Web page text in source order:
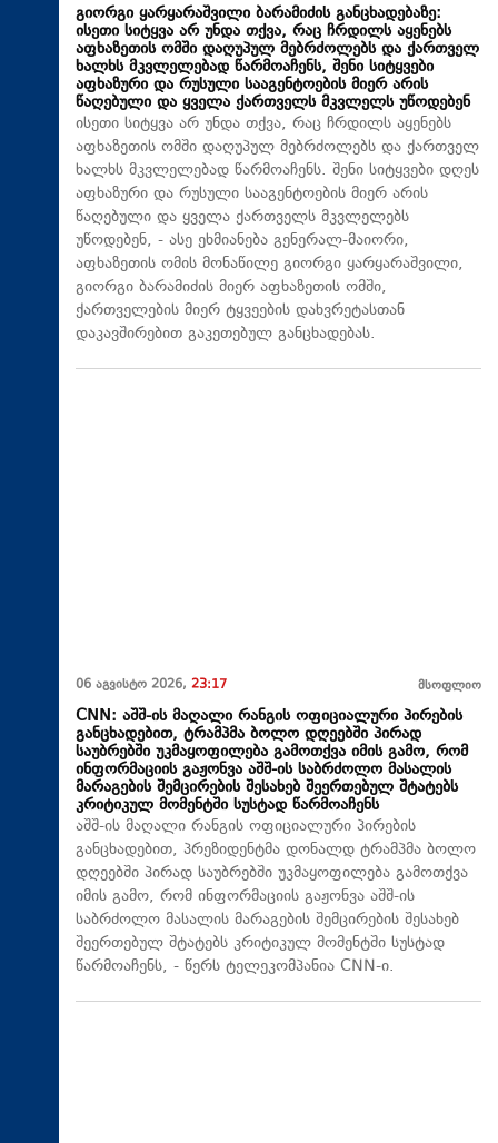
გიორგი ყარყარაშვილი ბარამიძის განცხადებაზე:
ისეთი სიტყვა არ უნდა თქვა, რაც ჩრდილს აყენებს
აფხაზეთის ომში დაღუპულ მებრძოლებს და ქართველ
ხალხს მკვლელებად წარმოაჩენს, შენი სიტყვები
აფხაზური და რუსული სააგენტოების მიერ არის
წაღებული და ყველა ქართველს მკვლელს უწოდებენ
ისეთი სიტყვა არ უნდა თქვა, რაც ჩრდილს აყენებს
აფხაზეთის ომში დაღუპულ მებრძოლებს და ქართველ
ხალხს მკვლელებად წარმოაჩენს. შენი სიტყვები დღეს
აფხაზური და რუსული სააგენტოების მიერ არის
წაღებული და ყველა ქართველს მკვლელებს
უწოდებენ, - ასე ეხმიანება გენერალ-მაიორი,
აფხაზეთის ომის მონაწილე გიორგი ყარყარაშვილი,
გიორგი ბარამიძის მიერ აფხაზეთის ომში,
ქართველების მიერ ტყვეების დახვრეტასთან
დაკავშირებით გაკეთებულ განცხადებას.
06 აგვისტო 2026, 23:17 მსოფლიო
CNN: აშშ-ის მაღალი რანგის ოფიციალური პირების
განცხადებით, ტრამპმა ბოლო დღეებში პირად
საუბრებში უკმაყოფილება გამოთქვა იმის გამო, რომ
ინფორმაციის გაჟონვა აშშ-ის საბრძოლო მასალის
მარაგების შემცირების შესახებ შეერთებულ შტატებს
კრიტიკულ მომენტში სუსტად წარმოაჩენს
აშშ-ის მაღალი რანგის ოფიციალური პირების
განცხადებით, პრეზიდენტმა დონალდ ტრამპმა ბოლო
დღეებში პირად საუბრებში უკმაყოფილება გამოთქვა
იმის გამო, რომ ინფორმაციის გაჟონვა აშშ-ის
საბრძოლო მასალის მარაგების შემცირების შესახებ
შეერთებულ შტატებს კრიტიკულ მომენტში სუსტად
წარმოაჩენს, - წერს ტელეკომპანია CNN-ი.